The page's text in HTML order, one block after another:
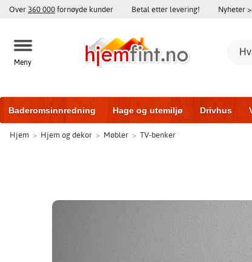
Over 360 000fornøyde kunder Betal etter levering! Nyheter
Meny
Baderomsinnredning Hage og utemiljø Drivhus
Baderomsmøbler Hjem og innredning
Hjem > Hjem og dekor > Møbler > TV-benker